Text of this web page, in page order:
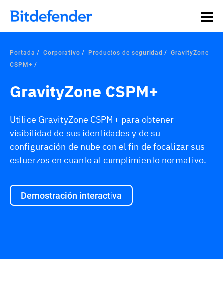
Portada Corporativo Productos de seguridad
GravityZone
CSPM+
GravityZone CSPM+
Utilice GravityZone CSPM+ para obtener
visibilidad de sus identidades y de su
configuración de nube con el fin de focalizar sus
esfuerzos en cuanto al cumplimiento normativo.
Demostración interactiva